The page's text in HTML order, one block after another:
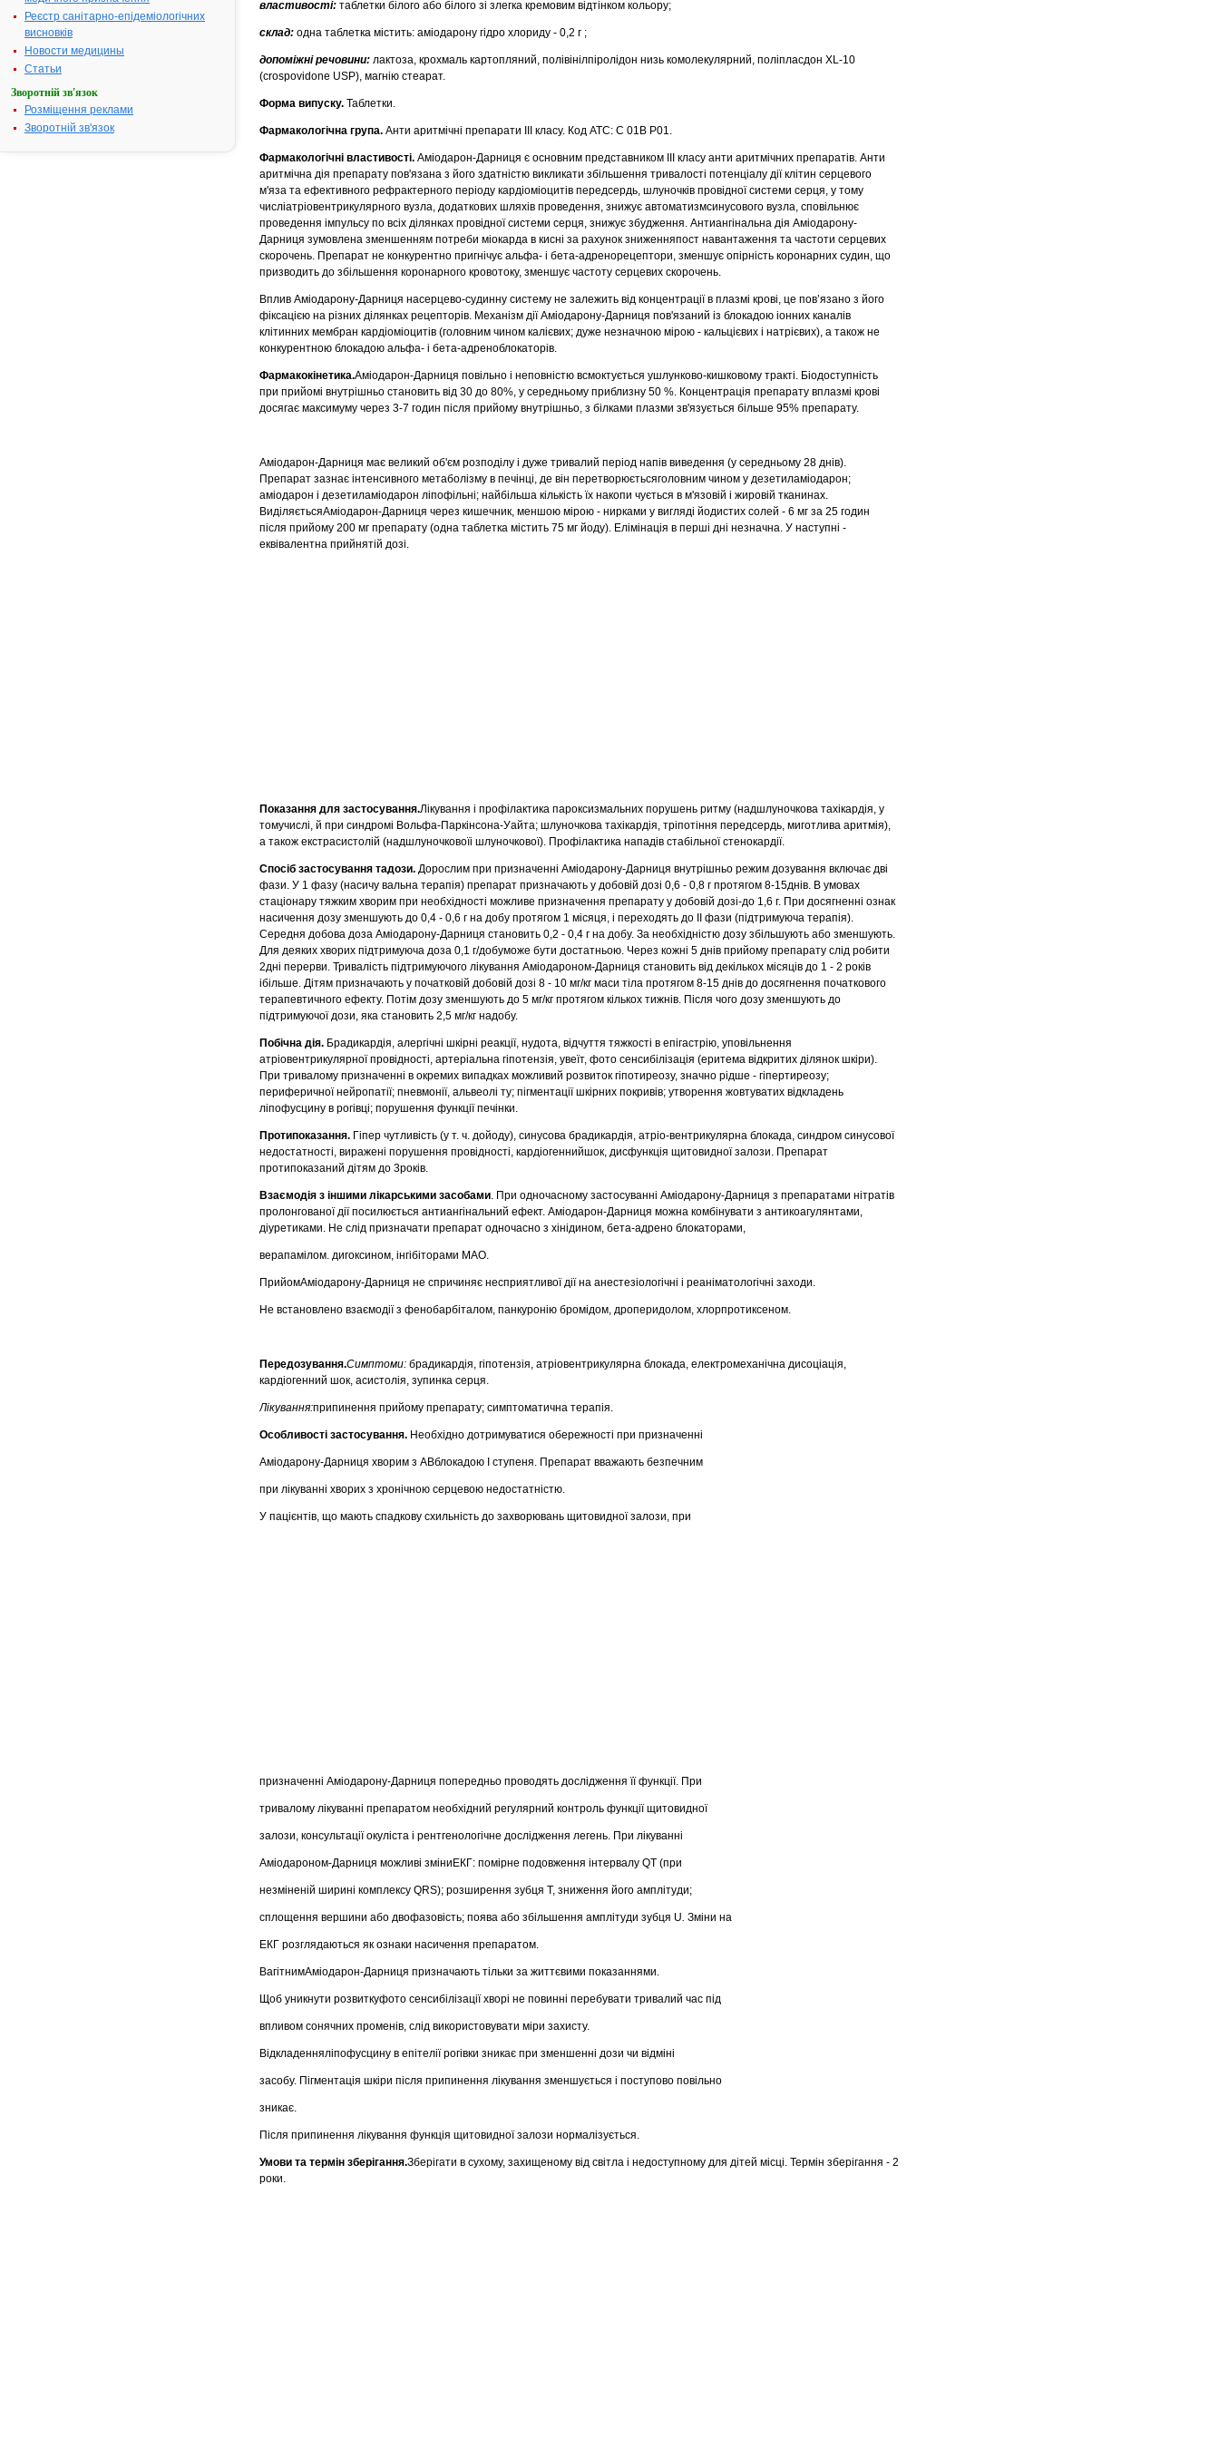
Реєстр санітарно-епідеміологічних
висновків
Новости медицины
Статьи
Зворотній зв'язок
Розміщення реклами
Зворотній зв'язок
властивості: таблетки білого або білого зі злегка кремовим відтінком кольору;
склад: одна таблетка містить: аміодарону гідро хлориду - 0,2 г ;
допоміжні речовини: лактоза, крохмаль картопляний, полівінілпіролідон низь комолекулярний, поліпласдон ХL-10
(crospovidone USP), магнію стеарат.
Форма випуску. Таблетки.
Фармакологічна група. Анти аритмічні препарати III класу. Код АТС: С 01В P01.
Фармакологічні властивості. Аміодарон-Дарниця є основним представником III класу анти аритмічних препаратів. Анти
аритмічна дія препарату пов'язана з його здатністю викликати збільшення тривалості потенціалу дії клітин серцевого
м'яза та ефективного рефрактерного періоду кардіоміоцитів передсердь, шлуночків провідної системи серця, у тому
числіатріовентрикулярного вузла, додаткових шляхів проведення, знижує автоматизмсинусового вузла, сповільнює
проведення імпульсу по всіх ділянках провідної системи серця, знижує збудження. Антиангінальна дія Аміодарону-
Дарниця зумовлена зменшенням потреби міокарда в кисні за рахунок зниженняпост навантаження та частоти серцевих
скорочень. Препарат не конкурентно пригнічує альфа- і бета-адренорецептори, зменшує опірність коронарних судин, що
призводить до збільшення коронарного кровотоку, зменшує частоту серцевих скорочень.
Вплив Аміодарону-Дарниця насерцево-судинну систему не залежить від концентрації в плазмі крові, це пов’язано з його
фіксацією на різних ділянках рецепторів. Механізм дії Аміодарону-Дарниця пов'язаний із блокадою іонних каналів
клітинних мембран кардіоміоцитів (головним чином калієвих; дуже незначною мірою - кальцієвих і натрієвих), а також не
конкурентною блокадою альфа- і бета-адреноблокаторів.
Фармакокінетика.Аміодарон-Дарниця повільно і неповністю всмоктується ушлунково-кишковому тракті. Біодоступність
при прийомі внутрішньо становить від 30 до 80%, у середньому приблизну 50 %. Концентрація препарату вплазмі крові
досягає максимуму через 3-7 годин після прийому внутрішньо, з білками плазми зв'язується більше 95% препарату.
Аміодарон-Дарниця має великий об'єм розподілу і дуже тривалий період напів виведення (у середньому 28 днів).
Препарат зазнає інтенсивного метаболізму в печінці, де він перетворюєтьсяголовним чином у дезетиламіодарон;
аміодарон і дезетиламіодарон ліпофільні; найбільша кількість їх накопи чується в м'язовій і жировій тканинах.
ВиділяєтьсяАміодарон-Дарниця через кишечник, меншою мірою - нирками у вигляді йодистих солей - 6 мг за 25 годин
після прийому 200 мг препарату (одна таблетка містить 75 мг йоду). Елімінація в перші дні незначна. У наступні -
еквівалентна прийнятій дозі.
Показання для застосування.Лікування і профілактика пароксизмальних порушень ритму (надшлуночкова тахікардія, у
томучислі, й при синдромі Вольфа-Паркінсона-Уайта; шлуночкова тахікардія, тріпотіння передсердь, миготлива аритмія),
а також екстрасистолій (надшлуночковоїі шлуночкової). Профілактика нападів стабільної стенокардії.
Спосіб застосування тадози. Дорослим при призначенні Аміодарону-Дарниця внутрішньо режим дозування включає дві
фази. У 1 фазу (насичу вальна терапія) препарат призначають у добовій дозі 0,6 - 0,8 г протягом 8-15днів. В умовах
стаціонару тяжким хворим при необхідності можливе призначення препарату у добовій дозі-до 1,6 г. При досягненні ознак
насичення дозу зменшують до 0,4 - 0,6 г на добу протягом 1 місяця, і переходять до II фази (підтримуюча терапія).
Середня добова доза Аміодарону-Дарниця становить 0,2 - 0,4 г на добу. За необхідністю дозу збільшують або зменшують.
Для деяких хворих підтримуюча доза 0,1 г/добуможе бути достатньою. Через кожні 5 днів прийому препарату слід робити
2дні перерви. Тривалість підтримуючого лікування Аміодароном-Дарниця становить від декількох місяців до 1 - 2 років
ібільше. Дітям призначають у початковій добовій дозі 8 - 10 мг/кг маси тіла протягом 8-15 днів до досягнення початкового
терапевтичного ефекту. Потім дозу зменшують до 5 мг/кг протягом кількох тижнів. Після чого дозу зменшують до
підтримуючої дози, яка становить 2,5 мг/кг надобу.
Побічна дія. Брадикардія, алергічні шкірні реакції, нудота, відчуття тяжкості в епігастрію, уповільнення
атріовентрикулярної провідності, артеріальна гіпотензія, увеїт, фото сенсибілізація (еритема відкритих ділянок шкіри).
При тривалому призначенні в окремих випадках можливий розвиток гіпотиреозу, значно рідше - гіпертиреозу;
периферичної нейропатії; пневмонії, альвеолі ту; пігментації шкірних покривів; утворення жовтуватих відкладень
ліпофусцину в рогівці; порушення функції печінки.
Протипоказання. Гіпер чутливість (у т. ч. дойоду), синусова брадикардія, атріо-вентрикулярна блокада, синдром синусової
недостатності, виражені порушення провідності, кардіогеннийшок, дисфункція щитовидної залози. Препарат
протипоказаний дітям до 3років.
Взаємодія з іншими лікарськими засобами. При одночасному застосуванні Аміодарону-Дарниця з препаратами нітратів
пролонгованої дії посилюється антиангінальний ефект. Аміодарон-Дарниця можна комбінувати з антикоагулянтами,
діуретиками. Не слід призначати препарат одночасно з хінідином, бета-адрено блокаторами,
верапамілом. дигоксином, інгібіторами МАО.
ПрийомАміодарону-Дарниця не спричиняє несприятливої дії на анестезіологічні і реаніматологічні заходи.
Не встановлено взаємодії з фенобарбіталом, панкуронію бромідом, дроперидолом, хлорпротиксеном.
Передозування.Симптоми: брадикардія, гіпотензія, атріовентрикулярна блокада, електромеханічна дисоціація,
кардіогенний шок, асистолія, зупинка серця.
Лікування:припинення прийому препарату; симптоматична терапія.
Особливості застосування. Необхідно дотримуватися обережності при призначенні
Аміодарону-Дарниця хворим з АВблокадою І ступеня. Препарат вважають безпечним
при лікуванні хворих з хронічною серцевою недостатністю.
У пацієнтів, що мають спадкову схильність до захворювань щитовидної залози, при
призначенні Аміодарону-Дарниця попередньо проводять дослідження її функції. При
тривалому лікуванні препаратом необхідний регулярний контроль функції щитовидної
залози, консультації окуліста і рентгенологічне дослідження легень. При лікуванні
Аміодароном-Дарниця можливі зміниЕКГ: помірне подовження інтервалу QТ (при
незміненій ширині комплексу QRS); розширення зубця Т, зниження його амплітуди;
сплощення вершини або двофазовість; поява або збільшення амплітуди зубця U. Зміни на
ЕКГ розглядаються як ознаки насичення препаратом.
ВагітнимАміодарон-Дарниця призначають тільки за життєвими показаннями.
Щоб уникнути розвиткуфото сенсибілізації хворі не повинні перебувати тривалий час під
впливом сонячних променів, слід використовувати міри захисту.
Відкладенняліпофусцину в епітелії рогівки зникає при зменшенні дози чи відміні
засобу. Пігментація шкіри після припинення лікування зменшується і поступово повільно
зникає.
Після припинення лікування функція щитовидної залози нормалізується.
Умови та термін зберігання.Зберігати в сухому, захищеному від світла і недоступному для дітей місці. Термін зберігання - 2
роки.